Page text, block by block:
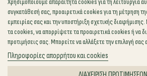
Χρησιμοποιούμε απαραίτητα cookies για τη λειτουργία
συγκατάθεσή σας, προαιρετικά cookies για τη μέτρηση
εμπειρίας σας και την υποστήριξη σχετικής
τα cookies, να απορρίψετε τα προαιρετικά cookies ή να
προτιμήσεις σας. Μπορείτε να αλλάξετε την επιλογή σας
Πληροφορίες απορρήτου και cookies
✉sales@korvel-
Ελλάδα +30 (211) 198-
ΗΠΑ +1 (702) 727-
Ηνωμένο Βασίλειο
Πολωνία +48 (459)